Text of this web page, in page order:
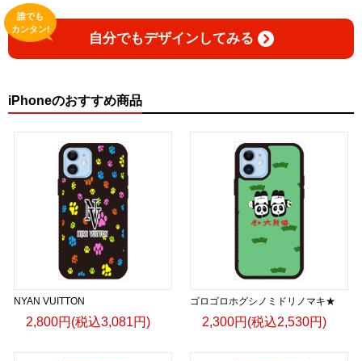
自分でもデザインしてみる
誰でも
カンタン!
iPhoneのおすすめ商品
NYAN VUITTON
2,800円(税込3,081円)
ゴロゴロホグシノミドリノマキ★
2,300円(税込2,530円)